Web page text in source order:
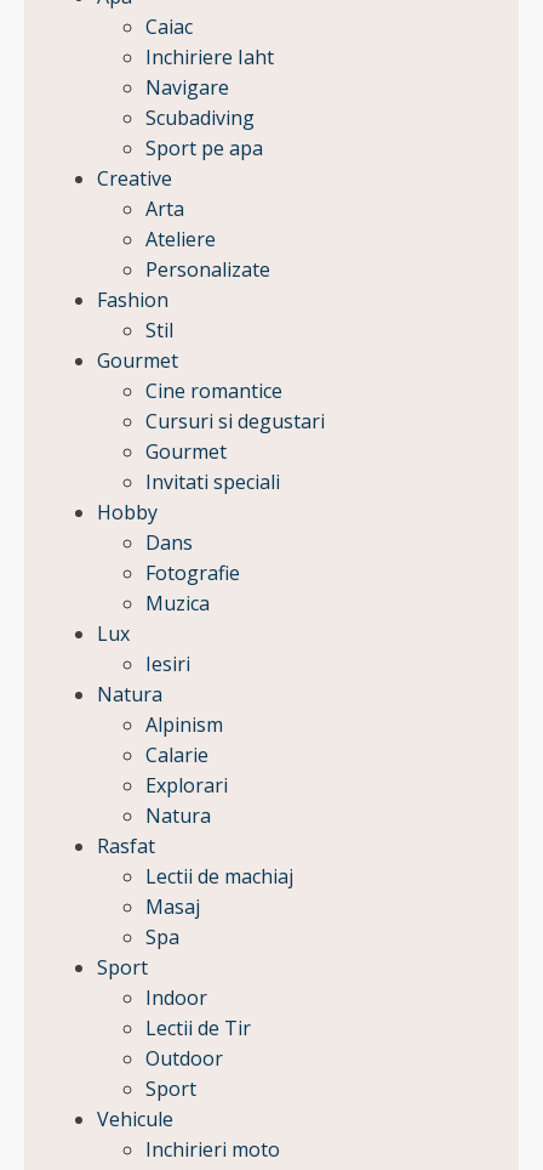
Caiac
Inchiriere Iaht
Navigare
Scubadiving
Sport pe apa
Creative
Arta
Ateliere
Personalizate
Fashion
Stil
Gourmet
Cine romantice
Cursuri si degustari
Gourmet
Invitati speciali
Hobby
Dans
Fotografie
Muzica
Lux
Iesiri
Natura
Alpinism
Calarie
Explorari
Natura
Rasfat
Lectii de machiaj
Masaj
Spa
Sport
Indoor
Lectii de Tir
Outdoor
Sport
Vehicule
Inchirieri moto